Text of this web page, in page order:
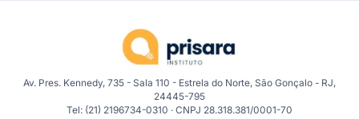
Av. Pres. Kennedy, 735 - Sala 110 - Estrela do Norte, São Gonçalo - RJ,
24445-795
Tel: (21) 2196734-0310 · CNPJ 28.318.381/0001-70